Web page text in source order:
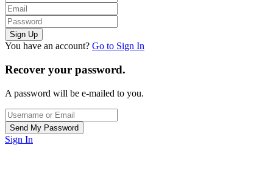
You have an account? Go to Sign In
Recover your password.
A password will be e-mailed to you.
Sign In